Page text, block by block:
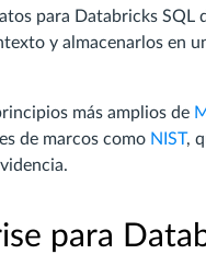
para Databricks SQL
y almacenarlos en
más amplios de
de marcos como NIST,
para